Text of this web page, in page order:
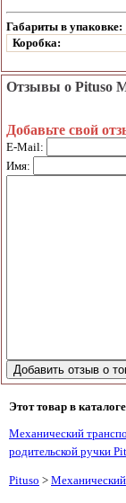
Габариты в упаковке:
Коробка:
Отзывы о Pituso
Добавьте свой
E-Mail:
Имя:
Этот товар в
Механический
родительской ручки
Pituso >